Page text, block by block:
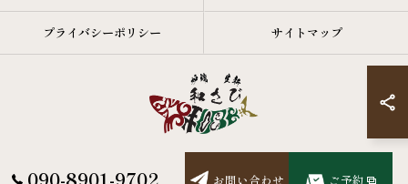
お問い合わせ ご予約
プライバシーポリシー サイトマップ